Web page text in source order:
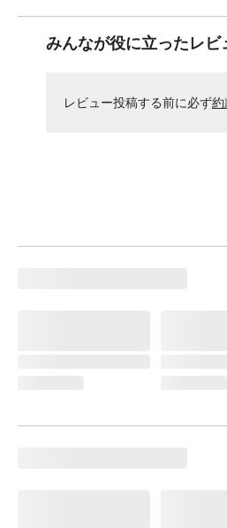
みんなが役に立ったレビ
レビュー投稿する前に必ず約